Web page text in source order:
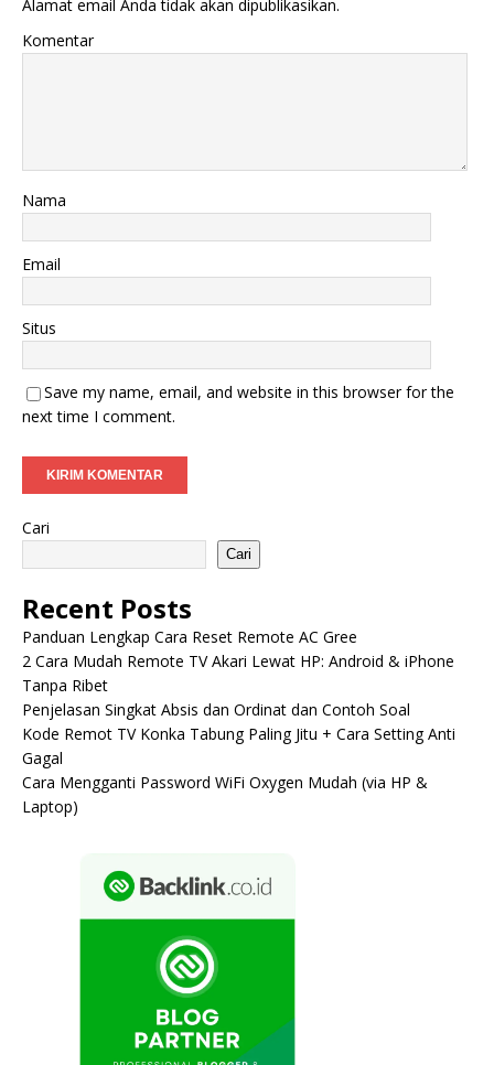
Alamat email Anda tidak akan dipublikasikan.
Komentar
Nama
Email
Situs
Save my name, email, and website in this browser for the
next time I comment.
Cari
Cari
Recent Posts
Panduan Lengkap Cara Reset Remote AC Gree
2 Cara Mudah Remote TV Akari Lewat HP: Android & iPhone
Tanpa Ribet
Penjelasan Singkat Absis dan Ordinat dan Contoh Soal
Kode Remot TV Konka Tabung Paling Jitu + Cara Setting Anti
Gagal
Cara Mengganti Password WiFi Oxygen Mudah (via HP &
Laptop)